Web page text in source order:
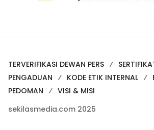
TERVERIFIKASI DEWAN PERS
PENGADUAN
KODE ETIK INTERNAL
PEDOMAN
VISI & MISI
sekilasmedia.com 2025